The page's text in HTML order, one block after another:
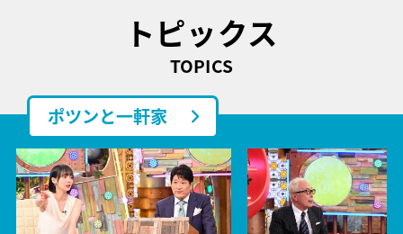
トピックス
TOPICS
ポツンと一軒家